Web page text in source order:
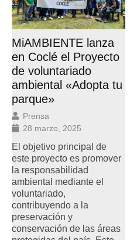
MiAMBIENTE lanza
en Coclé el Proyecto
de voluntariado
ambiental «Adopta tu
parque»
Prensa
28 marzo, 2025
El objetivo principal de
este proyecto es promover
la responsabilidad
ambiental mediante el
voluntariado,
contribuyendo a la
preservación y
conservación de las áreas